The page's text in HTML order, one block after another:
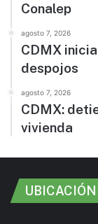
Conalep
agosto 7, 2026
CDMX
despojos
agosto 7, 2026
CDMX:
vivienda
UBICACIÓN